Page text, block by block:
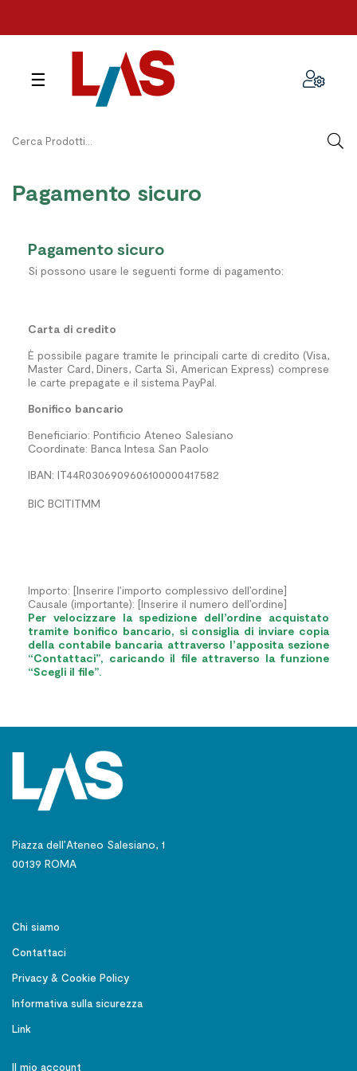
navigazione
☰
Pagamento sicuro
Pagamento sicuro
Si possono usare le seguenti forme di pagamento:
Carta di credito
È possibile pagare tramite le principali carte di credito (Visa,
Master Card, Diners, Carta Sì, American Express) comprese
le carte prepagate e il sistema PayPal.
Bonifico bancario
Beneficiario: Pontificio Ateneo Salesiano
Coordinate: Banca Intesa San Paolo
IBAN: IT44R0306909606100000417582
BIC BCITITMM
Importo: [Inserire l’importo complessivo dell’ordine]
Causale (importante): [Inserire il numero dell’ordine]
Per velocizzare la spedizione dell’ordine acquistato
tramite bonifico bancario, si consiglia di inviare copia
della contabile bancaria attraverso l’apposita sezione
“Contattaci”, caricando il file attraverso la funzione
“Scegli il file”.
Piazza dell’Ateneo Salesiano, 1
00139 ROMA
Chi siamo
Contattaci
Privacy & Cookie Policy
Informativa sulla sicurezza
Link
Il mio account